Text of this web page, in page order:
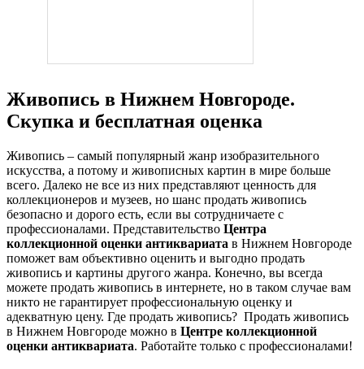
Живопись в Нижнем Новгороде.
Скупка и бесплатная оценка
Живопись – самый популярный жанр изобразительного
искусства, а потому и живописных картин в мире больше
всего. Далеко не все из них представляют ценность для
коллекционеров и музеев, но шанс продать живопись
безопасно и дорого есть, если вы сотрудничаете с
профессионалами. Представительство Центра
коллекционной оценки антиквариата в Нижнем Новгороде
поможет вам объективно оценить и выгодно продать
живопись и картины другого жанра. Конечно, вы всегда
можете продать живопись в интернете, но в таком случае вам
никто не гарантирует профессиональную оценку и
адекватную цену. Где продать живопись? Продать живопись
в Нижнем Новгороде можно в Центре коллекционной
оценки антиквариата. Работайте только с профессионалами!